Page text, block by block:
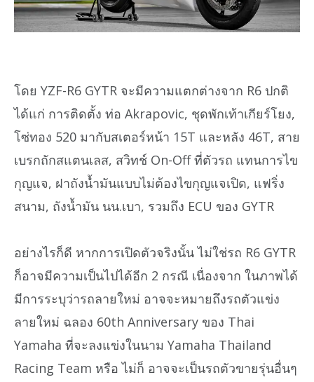
โดย YZF-R6 GYTR จะมีความแตกต่างจาก R6 ปกติ
ได้แก่ การติดตั้ง ท่อ Akrapovic, ชุดพักเท้าเกียร์โยง,
โซ่ทอง 520 มากับสเตอร์หน้า 15T และหลัง 46T, สาย
เบรกถักสแตนเลส, สวิทช์ On-Off ที่ตัวรถ แทนการไข
กุญแจ, ฝาถังน้ำมันแบบไม่ต้องไขกุญแจเปิด, แฟริ่ง
สนาม, ถังน้ำมัน นน.เบา, รวมถึง ECU ของ GYTR
อย่างไรก็ดี หากการเปิดตัวจริงนั้น ไม่ใช่รถ R6 GYTR
ก็อาจมีความเป็นไปได้อีก 2 กรณี เนื่องจาก ในภาพได้
มีการระบุว่ารถลายใหม่ อาจจะหมายถึงรถตัวแข่ง
ลายใหม่ ฉลอง 60th Anniversary ของ Thai
Yamaha ที่จะลงแข่งในนาม Yamaha Thailand
Racing Team หรือ ไม่ก็ อาจจะเป็นรถตัวขายรุ่นอื่นๆ